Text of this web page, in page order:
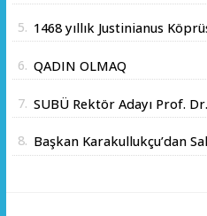
5. 1468 yıllık Justinianus
6. QADIN OLMAQ
7. SUBÜ Rektör Adayı Prof.
etmek istiyorum”
8. Başkan Karakullukçu’dan